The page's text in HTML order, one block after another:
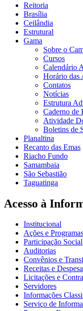
Reitoria
Brasília
Ceilândia
Estrutural
Gama
Sobre o
Cursos
Calendário
Horário das
Contatos
Notícias
Estrutura
Caderno de
Atividade
Boletins de
Planaltina
Recanto das Emas
Riacho Fundo
Samambaia
São Sebastião
Taguatinga
Acesso à
Institucional
Ações e Programas
Participação Social
Auditorias
Convênios e
Receitas e
Licitações e
Servidores
Informações
Serviço de